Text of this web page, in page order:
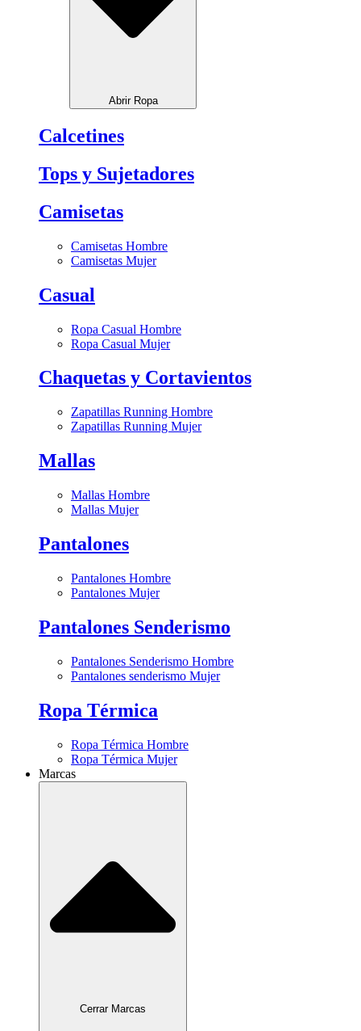
Abrir Ropa
Calcetines
Tops y Sujetadores
Camisetas
Camisetas Hombre
Camisetas Mujer
Casual
Ropa Casual Hombre
Ropa Casual Mujer
Chaquetas y Cortavientos
Zapatillas Running Hombre
Zapatillas Running Mujer
Mallas
Mallas Hombre
Mallas Mujer
Pantalones
Pantalones Hombre
Pantalones Mujer
Pantalones Senderismo
Pantalones Senderismo Hombre
Pantalones senderismo Mujer
Ropa Térmica
Ropa Térmica Hombre
Ropa Térmica Mujer
Marcas
Cerrar Marcas